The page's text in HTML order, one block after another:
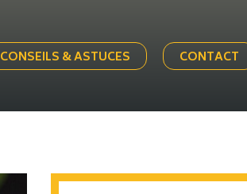
CONSEILS & ASTUCES CONTACT